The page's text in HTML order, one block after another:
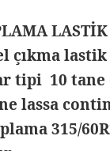
çıkma lastik
tipi 10 tane
lassa
315/